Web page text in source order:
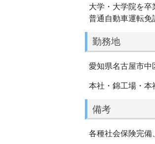
大学・大学院を卒
普通自動車運転免
勤務地
愛知県名古屋市
本社・錦工場・
備考
各種社会保険完